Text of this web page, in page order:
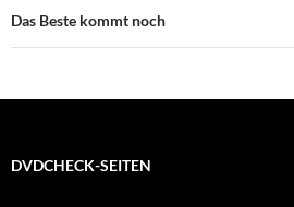
Das Beste kommt noch
DVDCHECK-SEITEN